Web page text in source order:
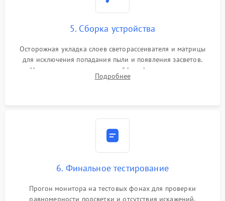
5. Сборка устройства
Осторожная укладка слоев светорассеивателя и матрицы
для исключения попадания пыли и появления засветов.
Надежное подключение шлейфов, фиксация плат и
аккуратное защелкивание пластикового корпуса монитора.
Подробнее
6. Финальное тестирование
Прогон монитора на тестовых фонах для проверки
равномерности подсветки и отсутствия искажений.